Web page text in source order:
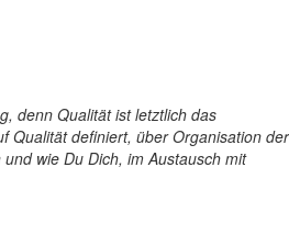
denn Qualität ist letztlich das
Qualität definiert, über Organisation der
wie Du Dich, im Austausch mit